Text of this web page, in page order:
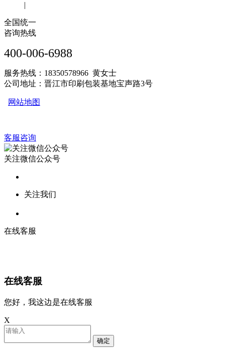
|
全国统一
咨询热线
400-006-6988
服务热线：18350578966 黄女士
公司地址：晋江市印刷包装基地宝声路3号
网站地图
客服咨询
关注微信公众号
关注我们
在线客服
在线客服
您好，我这边是在线客服
X
确定